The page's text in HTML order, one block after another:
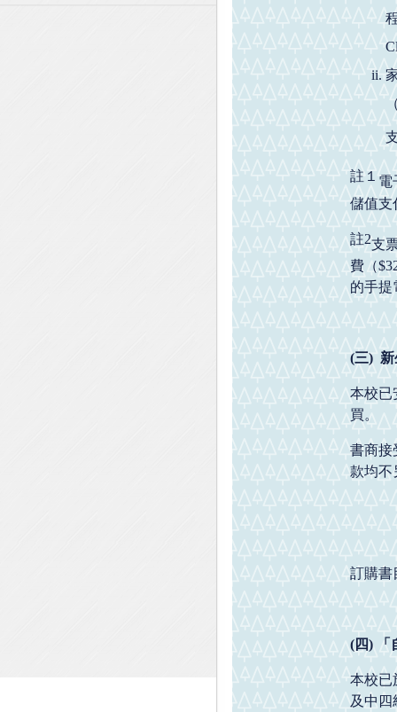
註１ 電
儲值支
註2支
費（
的手提
(三)
本校已
買。
書商接
款均不
訂購
(四)
本校已
及中